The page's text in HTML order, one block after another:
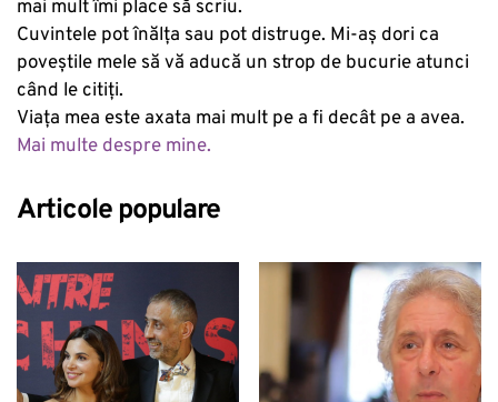
mai mult îmi place să scriu.
Cuvintele pot înălța sau pot distruge. Mi-aș dori ca
poveștile mele să vă aducă un strop de bucurie atunci
când le citiți.
Viața mea este axata mai mult pe a fi decât pe a avea.
Mai multe despre mine.
Articole populare